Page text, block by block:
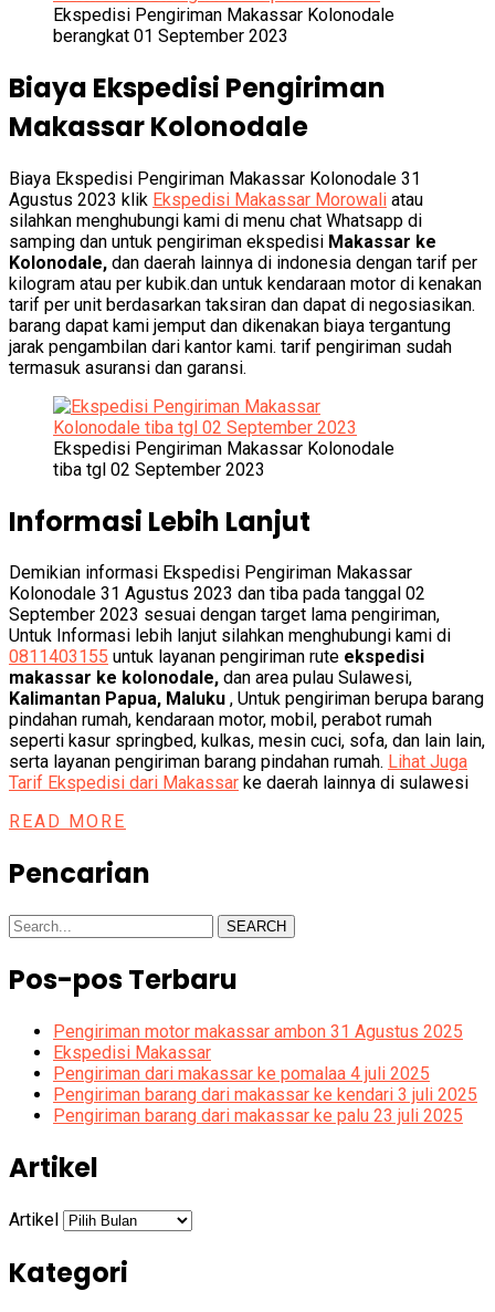
Ekspedisi Pengiriman Makassar Kolonodale
berangkat 01 September 2023
Biaya Ekspedisi Pengiriman
Makassar Kolonodale
Biaya Ekspedisi Pengiriman Makassar Kolonodale 31
Agustus 2023 klik Ekspedisi Makassar Morowali atau
silahkan menghubungi kami di menu chat Whatsapp di
samping dan untuk pengiriman ekspedisi Makassar ke
Kolonodale, dan daerah lainnya di indonesia dengan tarif per
kilogram atau per kubik.dan untuk kendaraan motor di kenakan
tarif per unit berdasarkan taksiran dan dapat di negosiasikan.
barang dapat kami jemput dan dikenakan biaya tergantung
jarak pengambilan dari kantor kami. tarif pengiriman sudah
termasuk asuransi dan garansi.
Ekspedisi Pengiriman Makassar Kolonodale
tiba tgl 02 September 2023
Informasi Lebih Lanjut
Demikian informasi Ekspedisi Pengiriman Makassar
Kolonodale 31 Agustus 2023 dan tiba pada tanggal 02
September 2023 sesuai dengan target lama pengiriman,
Untuk Informasi lebih lanjut silahkan menghubungi kami di
0811403155 untuk layanan pengiriman rute ekspedisi
makassar ke kolonodale, dan area pulau Sulawesi,
Kalimantan Papua, Maluku , Untuk pengiriman berupa barang
pindahan rumah, kendaraan motor, mobil, perabot rumah
seperti kasur springbed, kulkas, mesin cuci, sofa, dan lain lain,
serta layanan pengiriman barang pindahan rumah. Lihat Juga
Tarif Ekspedisi dari Makassar ke daerah lainnya di sulawesi
READ MORE
Pencarian
SEARCH
Pos-pos Terbaru
Pengiriman motor makassar ambon 31 Agustus 2025
Ekspedisi Makassar
Pengiriman dari makassar ke pomalaa 4 juli 2025
Pengiriman barang dari makassar ke kendari 3 juli 2025
Pengiriman barang dari makassar ke palu 23 juli 2025
Artikel
Artikel
Kategori